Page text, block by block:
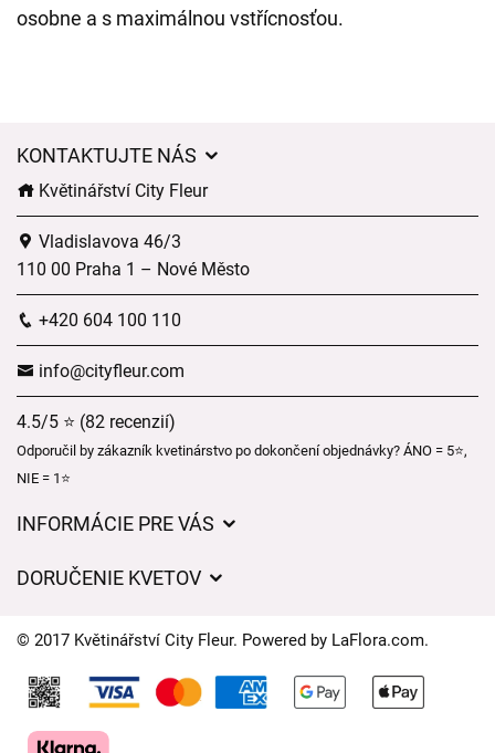
osobne a s maximálnou vstřícnosťou.
KONTAKTUJTE NÁS
Květinářství City Fleur
Vladislavova 46/3
110 00 Praha 1 – Nové Město
+420 604 100 110
info@cityfleur.com
4.5/5 ⭐ (82 recenzií)
Odporučil by zákazník kvetinárstvo po dokončení objednávky? ÁNO = 5⭐,
NIE = 1⭐
INFORMÁCIE PRE VÁS
Časy doručenia kvetov – prehľad možností
DORUČENIE KVETOV
Kam doručujeme kvety
Súbory cookie
© 2017 Květinářství City Fleur. Powered by LaFlora.com.